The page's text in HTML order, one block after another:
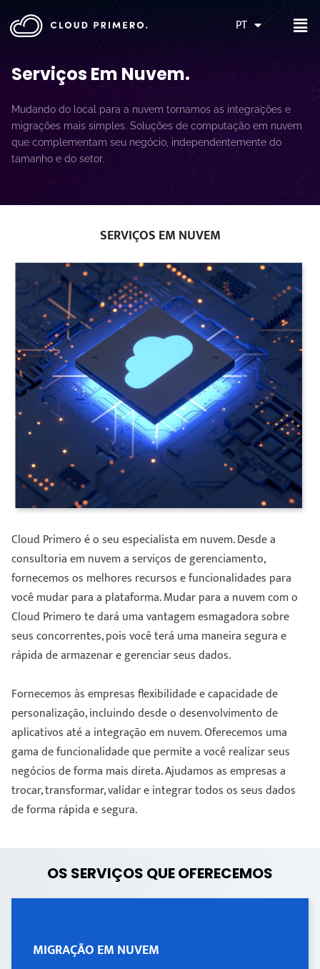
PT
Serviços Em Nuvem.
Mudando do local para a nuvem tornamos as integrações e
migrações mais simples. Soluções de computação em nuvem
que complementam seu negócio, independentemente do
tamanho e do setor.
SERVIÇOS EM NUVEM
Cloud Primero é o seu especialista em nuvem. Desde a
consultoria em nuvem a serviços de gerenciamento,
fornecemos os melhores recursos e funcionalidades para
você mudar para a plataforma. Mudar para a nuvem com o
Cloud Primero te dará uma vantagem esmagadora sobre
seus concorrentes, pois você terá uma maneira segura e
rápida de armazenar e gerenciar seus dados.
Fornecemos às empresas flexibilidade e capacidade de
personalização, incluindo desde o desenvolvimento de
aplicativos até a integração em nuvem. Oferecemos uma
gama de funcionalidade que permite a você realizar seus
negócios de forma mais direta. Ajudamos as empresas a
trocar, transformar, validar e integrar todos os seus dados
de forma rápida e segura.
OS SERVIÇOS QUE OFERECEMOS
MIGRAÇÃO EM NUVEM
MIGRAÇÃO EM NUVEM